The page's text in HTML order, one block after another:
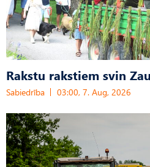
Rakstu rakstiem svin
Sabiedrība 03:00, 7. Aug, 2026